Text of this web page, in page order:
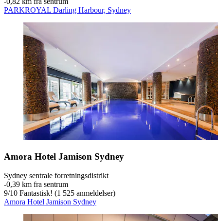
PARKROYAL Darling Harbour, Sydney
Amora Hotel Jamison Sydney
Sydney sentrale forretningsdistrikt
‐0,39 km fra sentrum
9/10 Fantastisk! (1 525 anmeldelser)
Amora Hotel Jamison Sydney